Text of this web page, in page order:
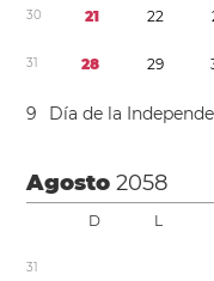
30 21 22
31 28 29
9 Día de la
Agosto2058
D L
31